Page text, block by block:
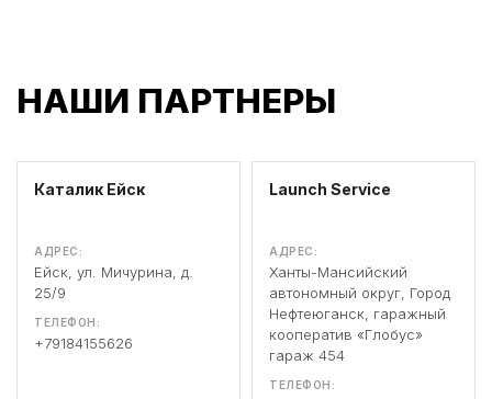
НАШИ ПАРТНЕРЫ
Каталик Ейск
АДРЕС:
Ейск, ул. Мичурина, д.
25/9
ТЕЛЕФОН:
+79184155626
Launch Service
АДРЕС:
Ханты-Мансийский
автономный округ, Город
Нефтеюганск, гаражный
кооператив «Глобус»
гараж 454
ТЕЛЕФОН: